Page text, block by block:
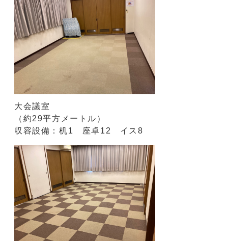
大会議室
（約29平方メートル）
収容設備：机1 座卓12 イス8